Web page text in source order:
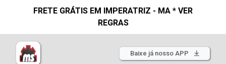
FRETE GRÁTIS EM IMPERATRIZ - MA * VER
REGRAS
Baixe já nosso APP